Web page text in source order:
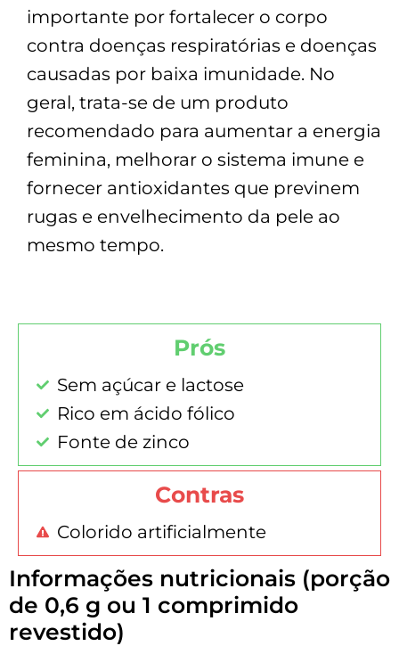
importante por fortalecer o corpo
contra doenças respiratórias e doenças
causadas por baixa imunidade. No
geral, trata-se de um produto
recomendado para aumentar a energia
feminina, melhorar o sistema imune e
fornecer antioxidantes que previnem
rugas e envelhecimento da pele ao
mesmo tempo.
Prós
Sem açúcar e lactose
Rico em ácido fólico
Fonte de zinco
Contras
Colorido artificialmente
Informações nutricionais (porção
de 0,6 g ou 1 comprimido
revestido)